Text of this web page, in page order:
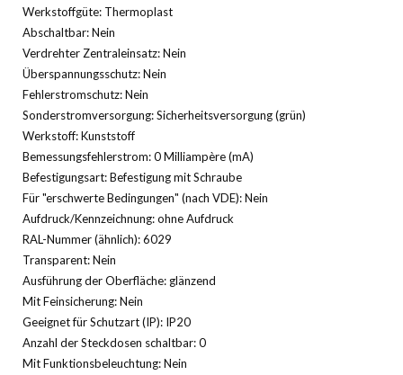
Werkstoffgüte: Thermoplast
Abschaltbar: Nein
Verdrehter Zentraleinsatz: Nein
Überspannungsschutz: Nein
Fehlerstromschutz: Nein
Sonderstromversorgung: Sicherheitsversorgung (grün)
Werkstoff: Kunststoff
Bemessungsfehlerstrom: 0 Milliampère (mA)
Befestigungsart: Befestigung mit Schraube
Für "erschwerte Bedingungen" (nach VDE): Nein
Aufdruck/Kennzeichnung: ohne Aufdruck
RAL-Nummer (ähnlich): 6029
Transparent: Nein
Ausführung der Oberfläche: glänzend
Mit Feinsicherung: Nein
Geeignet für Schutzart (IP): IP20
Anzahl der Steckdosen schaltbar: 0
Mit Funktionsbeleuchtung: Nein